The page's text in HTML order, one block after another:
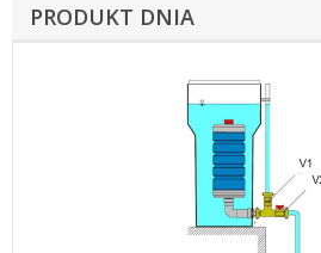
PRODUKT DNIA